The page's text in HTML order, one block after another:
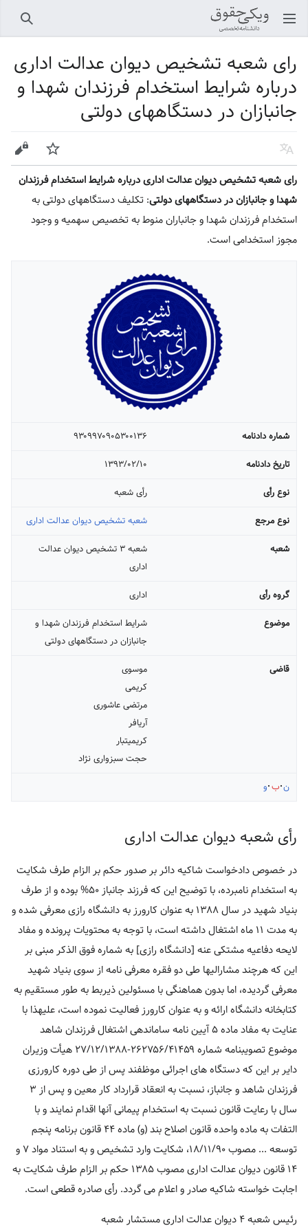
باز کردن منو اصلی جستجو
رای شعبه تشخیص دیوان عدالت اداری
درباره شرایط استخدام فرزندان شهدا و
جانبازان در دستگاههای دولتی
زبان پیگیری ویرایش
رای شعبه تشخیص دیوان عدالت اداری درباره شرایط استخدام فرزندان
شهدا و جانبازان در دستگاههای دولتی: تکلیف دستگاههای دولتی به
استخدام فرزندان شهدا و جانباران منوط به تخصیص سهمیه و وجود
مجوز استخدامی است.
شماره دادنامه
۹۳۰۹۹۷۰۹۰۵۳۰۰۱۳۶
تاریخ دادنامه
۱۳۹۳/۰۲/۱۰
نوع رأی
رأی شعبه
نوع مرجع
شعبه تشخیص دیوان عدالت اداری
شعبه
شعبه ۳ تشخیص دیوان عدالت
اداری
گروه رأی
اداری
موضوع
شرایط استخدام فرزندان شهدا و
جانبازان در دستگاههای دولتی
قاضی
موسوی
کریمی
مرتضی عاشوری
آریافر
کریمی‏تبار
حجت سبزواری نژاد
ن ب و
رأی شعبه دیوان عدالت اداری
در خصوص دادخواست شاکیه دائر بر صدور حکم بر الزام طرف شکایت
به استخدام نامبرده، با توضیح این که فرزند جانباز ۵۰% بوده و از طرف
بنیاد شهید در سال ۱۳۸۸ به عنوان کارورز به دانشگاه رازی معرفی شده و
به مدت ۱۱ ماه اشتغال داشته است، با توجه به محتویات پرونده و مفاد
لایحه دفاعیه مشتکی عنه [دانشگاه رازی] به شماره فوق الذکر مبنی بر
این که هرچند مشارالیها طی دو فقره معرفی نامه از سوی بنیاد شهید
معرفی گردیده، اما بدون هماهنگی با مسئولین ذیربط به طور مستقیم به
کتابخانه دانشگاه ارائه و به عنوان کارورز فعالیت نموده است، علیهذا با
عنایت به مفاد ماده ۵ آیین نامه ساماندهی اشتغال فرزندان شاهد
موضوع تصویبنامه شماره ۲۶۲۷۵۶/۴۱۴۵۹-۲۷/۱۲/۱۳۸۸ هیأت وزیران
دایر بر این که دستگاه های اجرائی موظفند پس از طی دوره کارورزی
فرزندان شاهد و جانباز، نسبت به انعقاد قرارداد کار معین و پس از ۳
سال با رعایت قانون نسبت به استخدام پیمانی آنها اقدام نمایند و با
التفات به ماده واحده قانون اصلاح بند (و) ماده ۴۴ قانون برنامه پنجم
توسعه ... مصوب ۱۸/۱۱/۹۰، شکایت وارد تشخیص و به استناد مواد ۷ و
۱۴ قانون دیوان عدالت اداری مصوب ۱۳۸۵ حکم بر الزام طرف شکایت به
اجابت خواسته شاکیه صادر و اعلام می گردد. رأی صادره قطعی است.
رئیس شعبه ۴ دیوان عدالت اداری مستشار شعبه